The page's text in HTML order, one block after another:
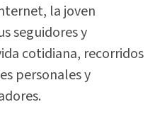
la joven
seguidores y
cotidiana, recorridos
personales y